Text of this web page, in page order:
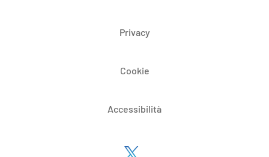
Privacy
Cookie
Accessibilità